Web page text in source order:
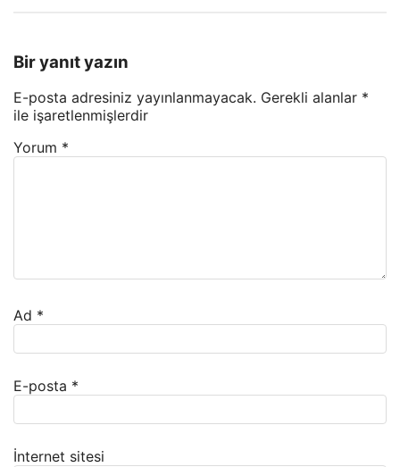
Bir yanıt yazın
E-posta adresiniz yayınlanmayacak. Gerekli alanlar *
ile işaretlenmişlerdir
Yorum *
Ad *
E-posta *
İnternet sitesi